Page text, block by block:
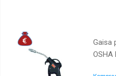
Gaisa
OSHA